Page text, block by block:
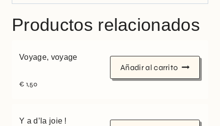
Productos relacionados
Voyage, voyage
€ 1,50
Añadir al carrito
Y a d’la joie !